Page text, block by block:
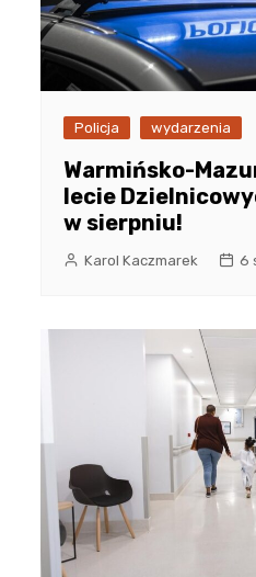
Policja wydarzenia
Warmińsko-
lecie
w sierpniu!
Karol Kaczmarek 6